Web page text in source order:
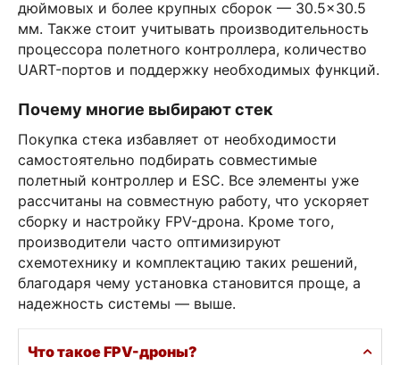
дюймовых и более крупных сборок — 30.5×30.5
мм. Также стоит учитывать производительность
процессора полетного контроллера, количество
UART-портов и поддержку необходимых функций.
Почему многие выбирают стек
Покупка стека избавляет от необходимости
самостоятельно подбирать совместимые
полетный контроллер и ESC. Все элементы уже
рассчитаны на совместную работу, что ускоряет
сборку и настройку FPV-дрона. Кроме того,
производители часто оптимизируют
схемотехнику и комплектацию таких решений,
благодаря чему установка становится проще, а
надежность системы — выше.
Что такое FPV-дроны?